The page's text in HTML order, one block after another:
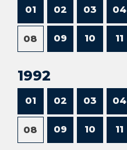
01 02 03 04
08 09 10 11
1992
01 02 03 04
08 09 10 11